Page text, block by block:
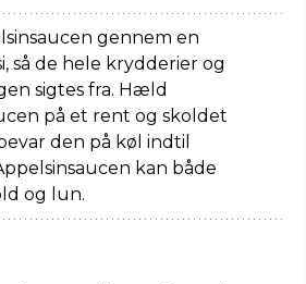
gennem en
så de hele krydderier og
sigtes fra. Hæld
på et rent og skoldet
den på køl indtil
kan både
og lun.